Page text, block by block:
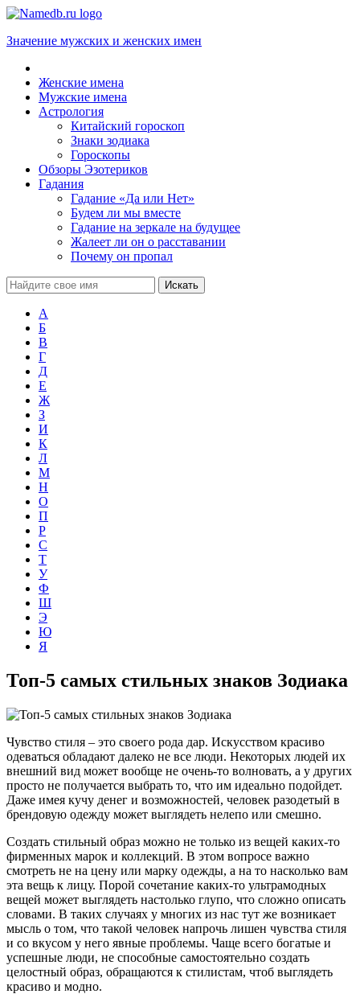
Значение мужских и женских имен
Женские имена
Мужские имена
Астрология
Китайский гороскоп
Знаки зодиака
Гороскопы
Обзоры Эзотериков
Гадания
Гадание «Да или Нет»
Будем ли мы вместе
Гадание на зеркале на будущее
Жалеет ли он о расставании
Почему он пропал
А
Б
В
Г
Д
Е
Ж
З
И
К
Л
М
Н
О
П
Р
С
Т
У
Ф
Ш
Э
Ю
Я
Топ-5 самых стильных знаков Зодиака
Чувство стиля – это своего рода дар. Искусством красиво
одеваться обладают далеко не все люди. Некоторых людей их
внешний вид может вообще не очень-то волновать, а у других
просто не получается выбрать то, что им идеально подойдет.
Даже имея кучу денег и возможностей, человек разодетый в
брендовую одежду может выглядеть нелепо или смешно.
Создать стильный образ можно не только из вещей каких-то
фирменных марок и коллекций. В этом вопросе важно
смотреть не на цену или марку одежды, а на то насколько вам
эта вещь к лицу. Порой сочетание каких-то ультрамодных
вещей может выглядеть настолько глупо, что сложно описать
словами. В таких случаях у многих из нас тут же возникает
мысль о том, что такой человек напрочь лишен чувства стиля
и со вкусом у него явные проблемы. Чаще всего богатые и
успешные люди, не способные самостоятельно создать
целостный образ, обращаются к стилистам, чтоб выглядеть
красиво и модно.